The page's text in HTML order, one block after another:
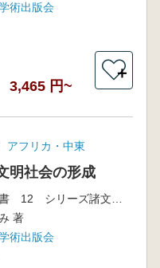
術出版会
3,465 円~
＋
アフリカ・中東
明社会の形成
著
術出版会